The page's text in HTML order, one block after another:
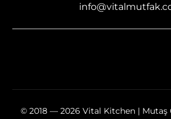
© 2018 — 2026 Vital Kitchen | Mutaş